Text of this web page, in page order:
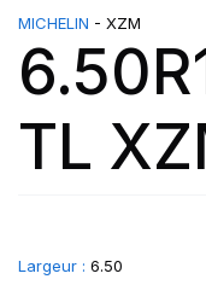
MICHELIN - XZM
TL
Largeur : 6.50